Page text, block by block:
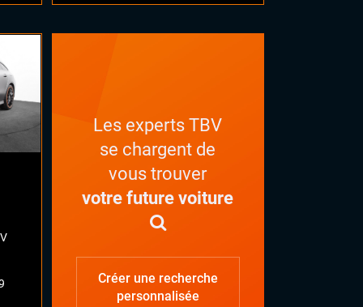
Les experts TBV
se chargent de
vous trouver
votre future voiture
Créer une recherche
personnalisée